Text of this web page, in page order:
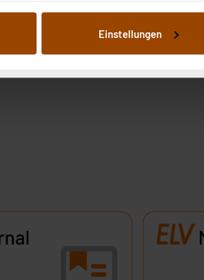
dargestellten bzw. die von Ihnen
Auflistung der einzelnen Cookies
der EU. Dies
eingestuft wird. So besteht etwa das
stützt sich auf die
Einstellungen